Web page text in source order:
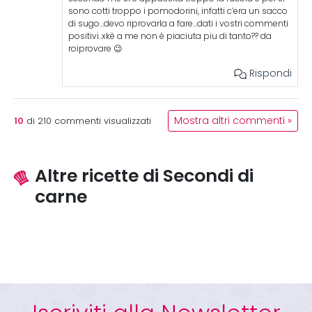
sono cotti troppo i pomodorini, infatti c’era un sacco
di sugo…devo riprovarla a fare…dati i vostri commenti
positivi..xkè a me non è piaciuta piu di tanto?? da
roiprovare 😉
Rispondi
10 di 210 commenti visualizzati Mostra altri commenti »
Altre ricette di Secondi di
carne